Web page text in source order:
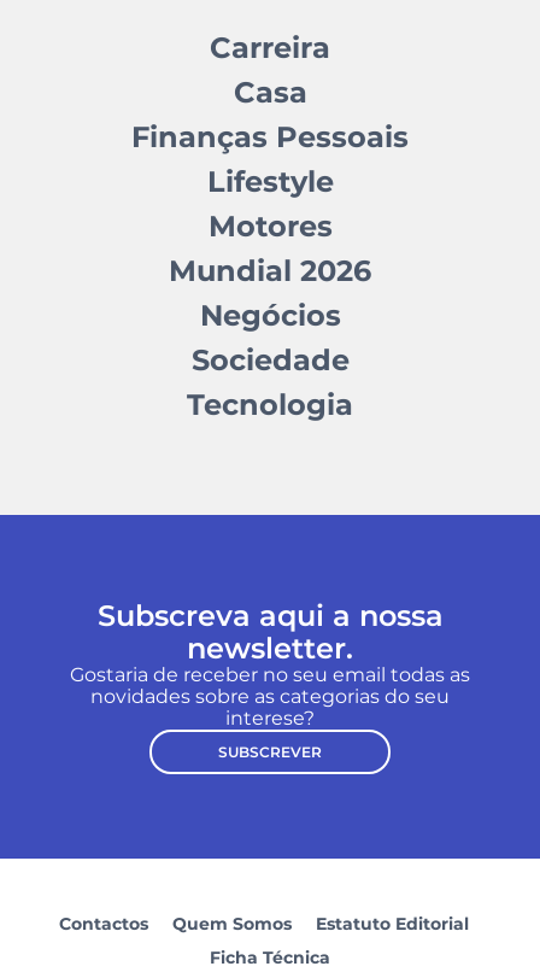
Carreira
Casa
Finanças Pessoais
Lifestyle
Motores
Mundial 2026
Negócios
Sociedade
Tecnologia
Subscreva aqui a nossa
newsletter.
Gostaria de receber no seu email todas as
novidades sobre as categorias do seu
interese?
SUBSCREVER
Contactos Quem Somos
Estatuto Editorial
Ficha Técnica